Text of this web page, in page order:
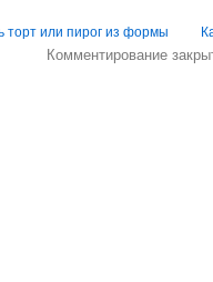
торт или пирог из формы
Комментирование